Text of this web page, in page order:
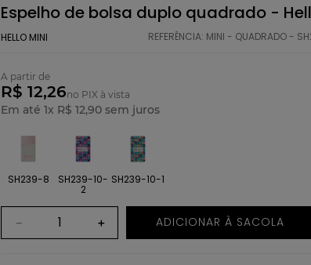
Espelho de bolsa duplo quadrado -
HELLO MINI REFERÊNCIA: MINI - QUADRADO -
A partir de
R$ 12,26no PIX à vista
Em até 1x R$ 12,90 sem juros
SH239-8 SH239-10-
2
SH239-10-1
＋
－ ADICIONAR À SACOLA